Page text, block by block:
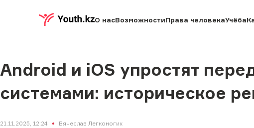
О насВозможностиПрава человекаУчёба
Android и iOS упростят
системами: историческое
21.11.2025, 12:24 Вячеслав Легконогих